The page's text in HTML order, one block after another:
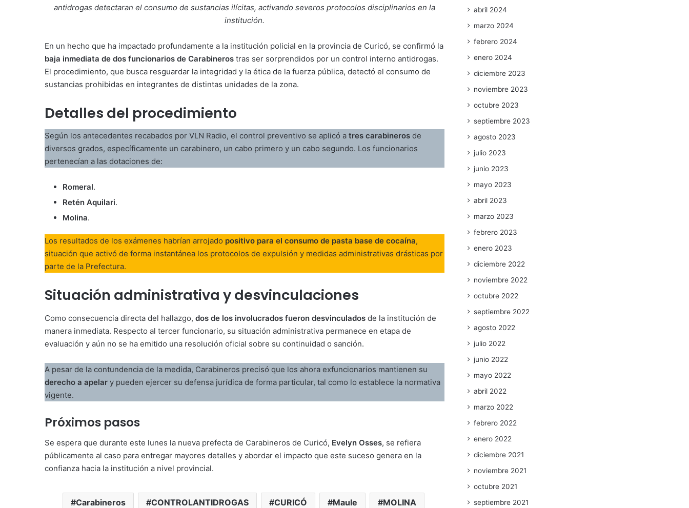
antidrogas detectaran el consumo de sustancias ilícitas, activando severos protocolos disciplinarios en la
institución.
En un hecho que ha impactado profundamente a la institución policial en la provincia de Curicó, se confirmó la
baja inmediata de dos funcionarios de Carabineros tras ser sorprendidos por un control interno antidrogas.
El procedimiento, que busca resguardar la integridad y la ética de la fuerza pública, detectó el consumo de
sustancias prohibidas en integrantes de distintas unidades de la zona.
Detalles del procedimiento
Según los antecedentes recabados por VLN Radio, el control preventivo se aplicó a tres carabineros de
diversos grados, específicamente un carabinero, un cabo primero y un cabo segundo. Los funcionarios
pertenecían a las dotaciones de:
Romeral.
Retén Aquilari.
Molina.
Los resultados de los exámenes habrían arrojado positivo para el consumo de pasta base de cocaína,
situación que activó de forma instantánea los protocolos de expulsión y medidas administrativas drásticas por
parte de la Prefectura.
Situación administrativa y desvinculaciones
Como consecuencia directa del hallazgo, dos de los involucrados fueron desvinculados de la institución de
manera inmediata. Respecto al tercer funcionario, su situación administrativa permanece en etapa de
evaluación y aún no se ha emitido una resolución oficial sobre su continuidad o sanción.
A pesar de la contundencia de la medida, Carabineros precisó que los ahora exfuncionarios mantienen su
derecho a apelar y pueden ejercer su defensa jurídica de forma particular, tal como lo establece la normativa
vigente.
Próximos pasos
Se espera que durante este lunes la nueva prefecta de Carabineros de Curicó, Evelyn Osses, se refiera
públicamente al caso para entregar mayores detalles y abordar el impacto que este suceso genera en la
confianza hacia la institución a nivel provincial.
Carabineros CONTROLANTIDROGAS CURICÓ Maule MOLINA
abril 2024
marzo 2024
febrero 2024
enero 2024
diciembre 2023
noviembre 2023
octubre 2023
septiembre 2023
agosto 2023
julio 2023
junio 2023
mayo 2023
abril 2023
marzo 2023
febrero 2023
enero 2023
diciembre 2022
noviembre 2022
octubre 2022
septiembre 2022
agosto 2022
julio 2022
junio 2022
mayo 2022
abril 2022
marzo 2022
febrero 2022
enero 2022
diciembre 2021
noviembre 2021
octubre 2021
septiembre 2021